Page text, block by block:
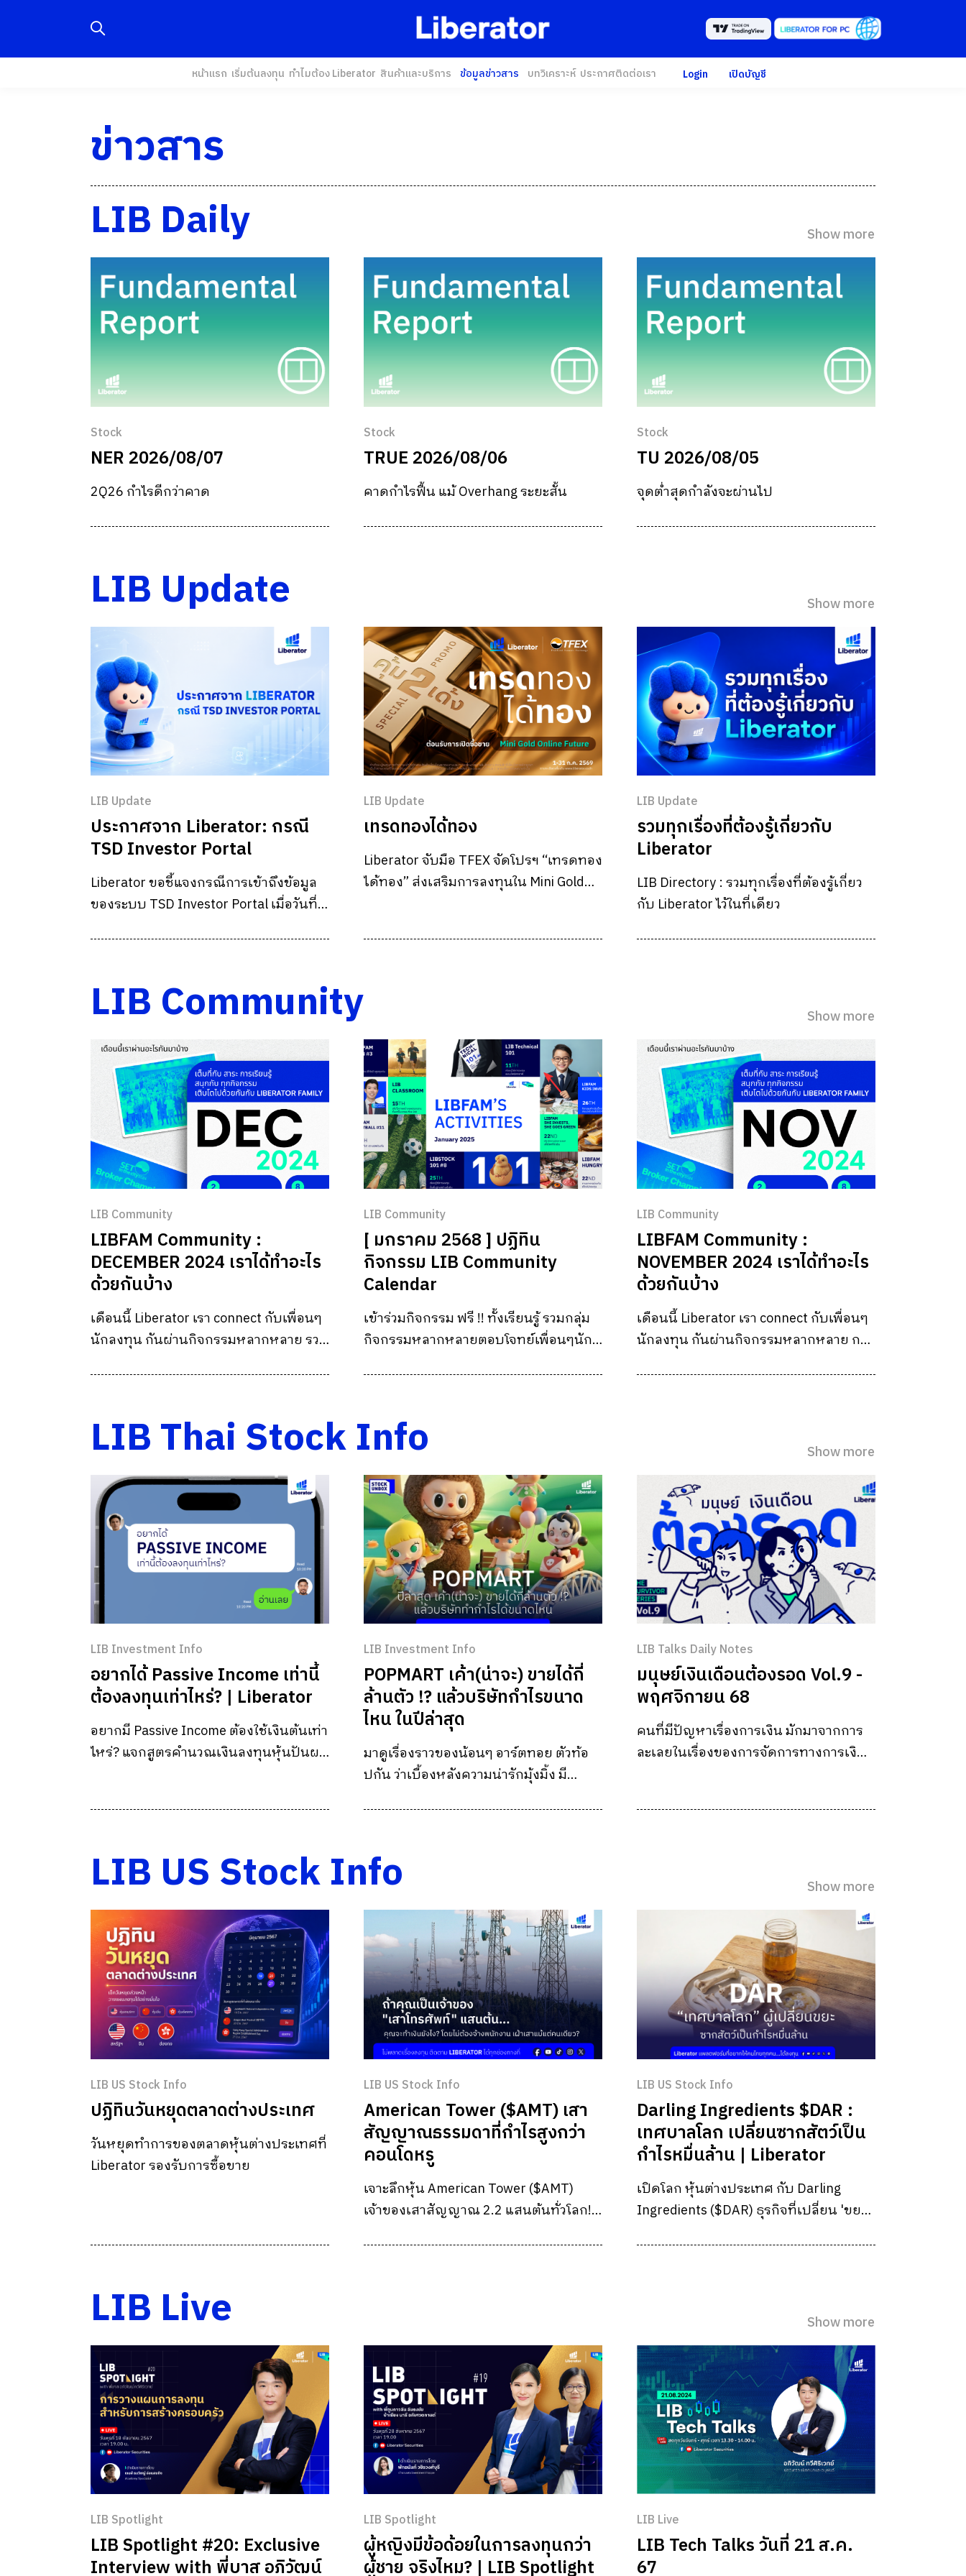
หน้าแรก เริ่มต้นลงทุน ทำไมต้อง Liberator สินค้าและบริการ ข้อมูลข่าวสาร บทวิเคราะห์ ประกาศติดต่อเรา Login เปิดบัญชี
ข่าวสาร
LIB Daily Show more
Stock
NER 2026/08/07
2Q26 กำไรดีกว่าคาด
Stock
TRUE 2026/08/06
คาดกำไรฟื้น แม้ Overhang ระยะสั้น
Stock
TU 2026/08/05
จุดต่ำสุดกำลังจะผ่านไป
LIB Update Show more
LIB Update
ประกาศจาก Liberator: กรณี
TSD Investor Portal
Liberator ขอชี้แจงกรณีการเข้าถึงข้อมูล
ของระบบ TSD Investor Portal เมื่อวันที่
LIB Update
เทรดทองได้ทอง
Liberator จับมือ TFEX จัดโปรฯ “เทรดทอง
ได้ทอง” ส่งเสริมการลงทุนใน Mini Gold
LIB Update
รวมทุกเรื่องที่ต้องรู้เกี่ยวกับ
Liberator
LIB Directory : รวมทุกเรื่องที่ต้องรู้เกี่ยว
กับ Liberator ไว้ในที่เดียว
LIB Community Show more
LIB Community
LIBFAM Community :
DECEMBER 2024 เราได้ทำอะไร
ด้วยกันบ้าง
เดือนนี้ Liberator เรา connect กับเพื่อนๆ
นักลงทุน กันผ่านกิจกรรมหลากหลาย รวม
LIB Community
[ มกราคม 2568 ] ปฏิทิน
กิจกรรม LIB Community
Calendar
เข้าร่วมกิจกรรม ฟรี !! ทั้งเรียนรู้ รวมกลุ่ม
กิจกรรมหลากหลายตอบโจทย์เพื่อนๆนัก
LIB Community
LIBFAM Community :
NOVEMBER 2024 เราได้ทำอะไร
ด้วยกันบ้าง
เดือนนี้ Liberator เรา connect กับเพื่อนๆ
นักลงทุน กันผ่านกิจกรรมหลากหลาย กว่า
LIB Thai Stock Info Show more
LIB Investment Info
อยากได้ Passive Income เท่านี้
ต้องลงทุนเท่าไหร่? | Liberator
อยากมี Passive Income ต้องใช้เงินต้นเท่า
ไหร่? แจกสูตรคำนวณเงินลงทุนหุ้นปันผล
LIB Investment Info
POPMART เค้า(น่าจะ) ขายได้กี่
ล้านตัว !? แล้วบริษัทกำไรขนาด
ไหน ในปีล่าสุด
มาดูเรื่องราวของน้อนๆ อาร์ตทอย ตัวท้อ
ปกัน ว่าเบื้องหลังความน่ารักมุ้งมิ้ง มี
LIB Talks Daily Notes
มนุษย์เงินเดือนต้องรอด Vol.9 -
พฤศจิกายน 68
คนที่มีปัญหาเรื่องการเงิน มักมาจากการ
ละเลยในเรื่องของการจัดการทางการเงิน
LIB US Stock Info Show more
LIB US Stock Info
ปฏิทินวันหยุดตลาดต่างประเทศ
วันหยุดทำการของตลาดหุ้นต่างประเทศที่
Liberator รองรับการซื้อขาย
LIB US Stock Info
American Tower ($AMT) เสา
สัญญาณธรรมดาที่กำไรสูงกว่า
คอนโดหรู
เจาะลึกหุ้น American Tower ($AMT)
เจ้าของเสาสัญญาณ 2.2 แสนต้นทั่วโลก!
LIB US Stock Info
Darling Ingredients $DAR :
เทศบาลโลก เปลี่ยนซากสัตว์เป็น
กำไรหมื่นล้าน | Liberator
เปิดโลก หุ้นต่างประเทศ กับ Darling
Ingredients ($DAR) ธุรกิจที่เปลี่ยน 'ขยะ
และ หุ้นต่างประเทศ กับ Liberator
LIB Live Show more
LIB Spotlight
LIB Spotlight #20: Exclusive
Interview with พี่บาส อภิวัฒน์
LIB Spotlight
ผู้หญิงมีข้อด้อยในการลงทุนกว่า
ผู้ชาย จริงไหม? | LIB Spotlight
LIB Live
LIB Tech Talks วันที่ 21 ส.ค.
67